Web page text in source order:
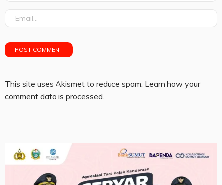
This site uses Akismet to reduce spam. Learn how your
comment data is processed.